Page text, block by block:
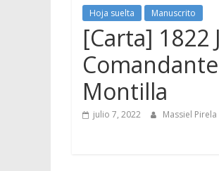
Hoja suelta Manuscrito
[Carta] 1822
Montilla
julio 7, 2022 Massiel Pirela